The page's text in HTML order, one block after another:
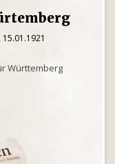
Württemberg